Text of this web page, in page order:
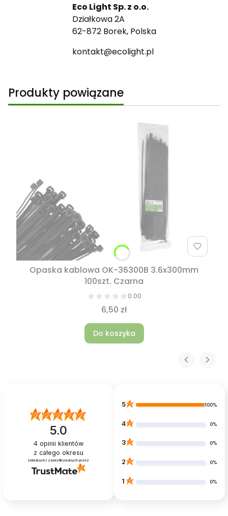
Eco Light Sp. z o.o.
Działkowa 2A
62-872 Borek, Polska
kontakt@ecolight.pl
Produkty powiązane
Opaska kablowa OK-36300B 3.6x300mm
100szt. Czarna
0.00
6,50 zł
Do koszyka
5.0
4opinii klientów
z całego okresu
zebranych i zweryfikowanych przez
5 100%
4 0%
3 0%
2 0%
1 0%